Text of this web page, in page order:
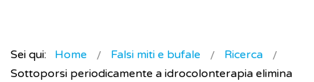
Sei qui: Home Falsi miti e bufale
Ricerca
Sottoporsi periodicamente a idrocolonterapia elimina